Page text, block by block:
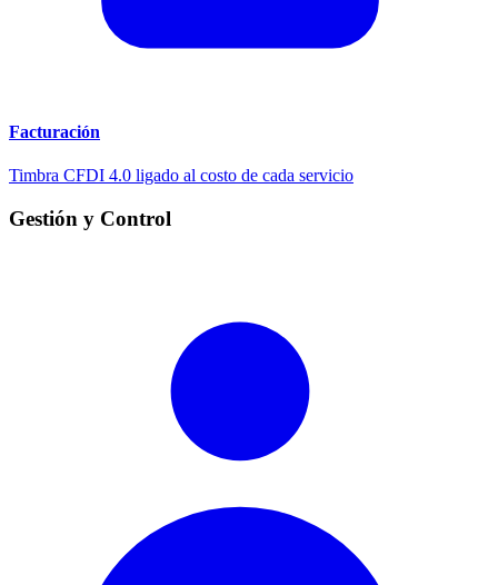
Facturación
Timbra CFDI 4.0 ligado al costo de cada servicio
Gestión y Control